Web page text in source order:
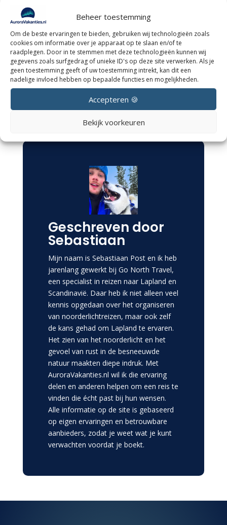
Beheer toestemming
Om de beste ervaringen te bieden, gebruiken wij technologieën zoals
cookies om informatie over je apparaat op te slaan en/of te
raadplegen. Door in te stemmen met deze technologieën kunnen wij
gegevens zoals surfgedrag of unieke ID's op deze site verwerken. Als je
geen toestemming geeft of uw toestemming intrekt, kan dit een
nadelige invloed hebben op bepaalde functies en mogelijkheden.
Accepteren 🍪
Bekijk voorkeuren
Boek jouw droomreis
naar het
noorderlicht nu!
Geschreven door
Sebastiaan
Mijn naam is Sebastiaan Post en ik heb
jarenlang gewerkt bij Go North Travel,
een specialist in reizen naar Lapland en
Scandinavië. Daar heb ik niet alleen veel
kennis opgedaan over het organiseren
van noorderlichtreizen, maar ook zelf
de kans gehad om Lapland te ervaren.
Het zien van het noorderlicht en het
gevoel van rust in de besneeuwde
natuur maakten diepe indruk. Met
AuroraVakanties.nl wil ik die ervaring
delen en anderen helpen om een reis te
vinden die écht past bij hun wensen.
Alle informatie op de site is gebaseerd
op eigen ervaringen en betrouwbare
aanbieders, zodat je weet wat je kunt
verwachten voordat je boekt.